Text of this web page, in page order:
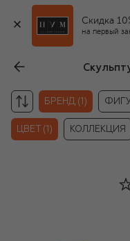
Скидка
на первый
БРЕНД (1)
ЦВЕТ (1) КОЛЛЕКЦИЯ